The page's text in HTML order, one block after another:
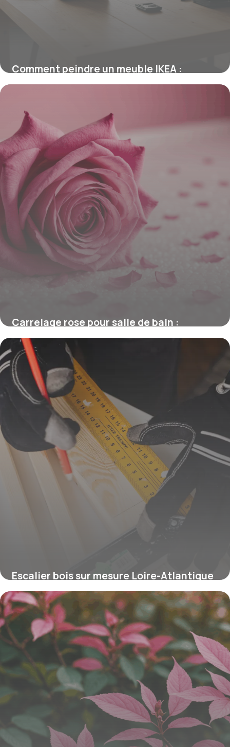
Comment peindre un meuble IKEA :
astuces pour une finition durable
Carrelage rose pour salle de bain :
tendance élégante et apaisante
16 juin 2026
Escalier bois sur mesure Loire-Atlantique
: styles et tarifs
16 juin 2026